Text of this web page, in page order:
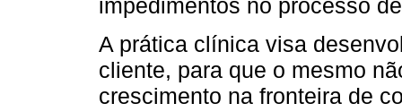
impedimentos no processo
A prática clínica visa
cliente, para que o mesmo
crescimento na fronteira de